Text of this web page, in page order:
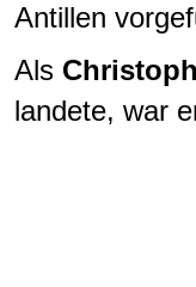
Antillen
Als
landete, war